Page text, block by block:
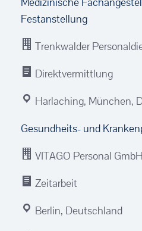
Festanstellung
Trenkwalder
Direktvermittlung
Harlaching, München,
Gesundheits- und
VITAGO Personal GmbH
Zeitarbeit
Berlin, Deutschland